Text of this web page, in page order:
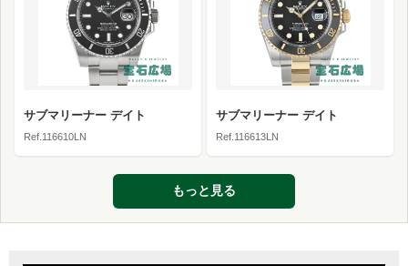
サブマリーナー デイト
Ref.116610LN
サブマリーナー デイト
Ref.116613LN
もっと見る